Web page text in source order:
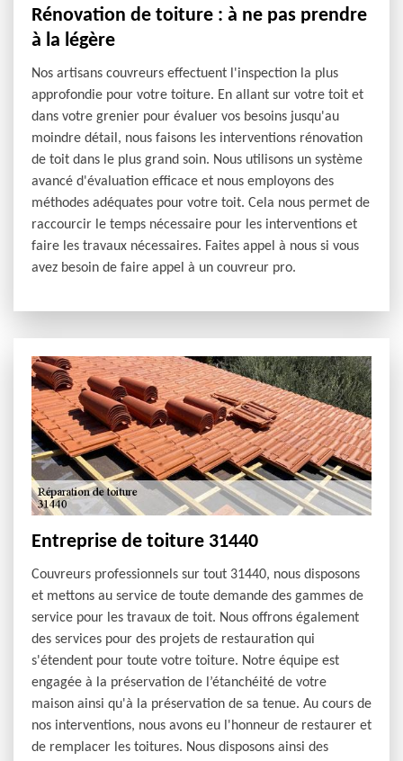
Rénovation de toiture : à ne pas prendre
à la légère
Nos artisans couvreurs effectuent l'inspection la plus
approfondie pour votre toiture. En allant sur votre toit et
dans votre grenier pour évaluer vos besoins jusqu'au
moindre détail, nous faisons les interventions rénovation
de toit dans le plus grand soin. Nous utilisons un système
avancé d'évaluation efficace et nous employons des
méthodes adéquates pour votre toit. Cela nous permet de
raccourcir le temps nécessaire pour les interventions et
faire les travaux nécessaires. Faites appel à nous si vous
avez besoin de faire appel à un couvreur pro.
Entreprise de toiture 31440
Couvreurs professionnels sur tout 31440, nous disposons
et mettons au service de toute demande des gammes de
service pour les travaux de toit. Nous offrons également
des services pour des projets de restauration qui
s'étendent pour toute votre toiture. Notre équipe est
engagée à la préservation de l’étanchéité de votre
maison ainsi qu'à la préservation de sa tenue. Au cours de
nos interventions, nous avons eu l'honneur de restaurer et
de remplacer les toitures. Nous disposons ainsi des